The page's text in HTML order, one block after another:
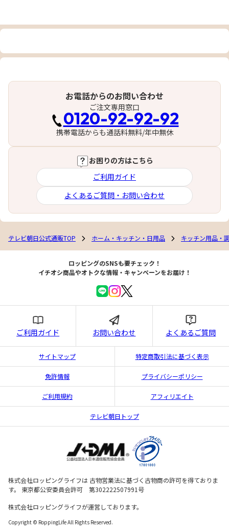
お電話からのお問い合わせ
ご注文専用窓口
0120-92-92-92
携帯電話からも通話料無料/年中無休
お困りの方はこちら
ご利用ガイド
よくあるご質問・お問い合わせ
テレビ朝日公式通販TOP ホーム・キッチン・日用品 キッチン用品・
ロッピングのSNSも要チェック！
イチオシ商品やオトクな情報・キャンペーンをお届け！
ご利用ガイド お問い合わせ よくあるご質問
サイトマップ 特定商取引法に基づく表示
免許情報 プライバシーポリシー
ご利用規約 アフィリエイト
テレビ朝日トップ
株式会社ロッピングライフは 古物営業法に基づく古物商の許可を得ておりま
す。 東京都公安委員会許可 第302222507991号
株式会社ロッピングライフが運営しております。
Copyright © RoppingLife All Rights Reserved.